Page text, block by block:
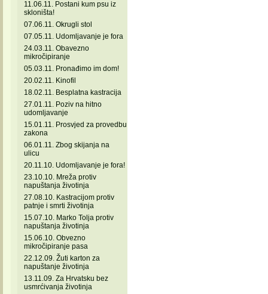
11.06.11. Postani kum psu iz
skloništa!
07.06.11. Okrugli stol
07.05.11. Udomljavanje je fora
24.03.11. Obavezno
mikročipiranje
05.03.11. Pronađimo im dom!
20.02.11. Kinofil
18.02.11. Besplatna kastracija
27.01.11. Poziv na hitno
udomljavanje
15.01.11. Prosvjed za provedbu
zakona
06.01.11. Zbog skijanja na
ulicu
20.11.10. Udomljavanje je fora!
23.10.10. Mreža protiv
napuštanja životinja
27.08.10. Kastracijom protiv
patnje i smrti životinja
15.07.10. Marko Tolja protiv
napuštanja životinja
15.06.10. Obvezno
mikročipiranje pasa
22.12.09. Žuti karton za
napuštanje životinja
13.11.09. Za Hrvatsku bez
usmrćivanja životinja